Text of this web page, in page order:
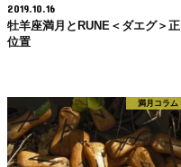
2019.10.16
牡羊座満月とRUNE＜ダエグ＞正
位置
満月コラム